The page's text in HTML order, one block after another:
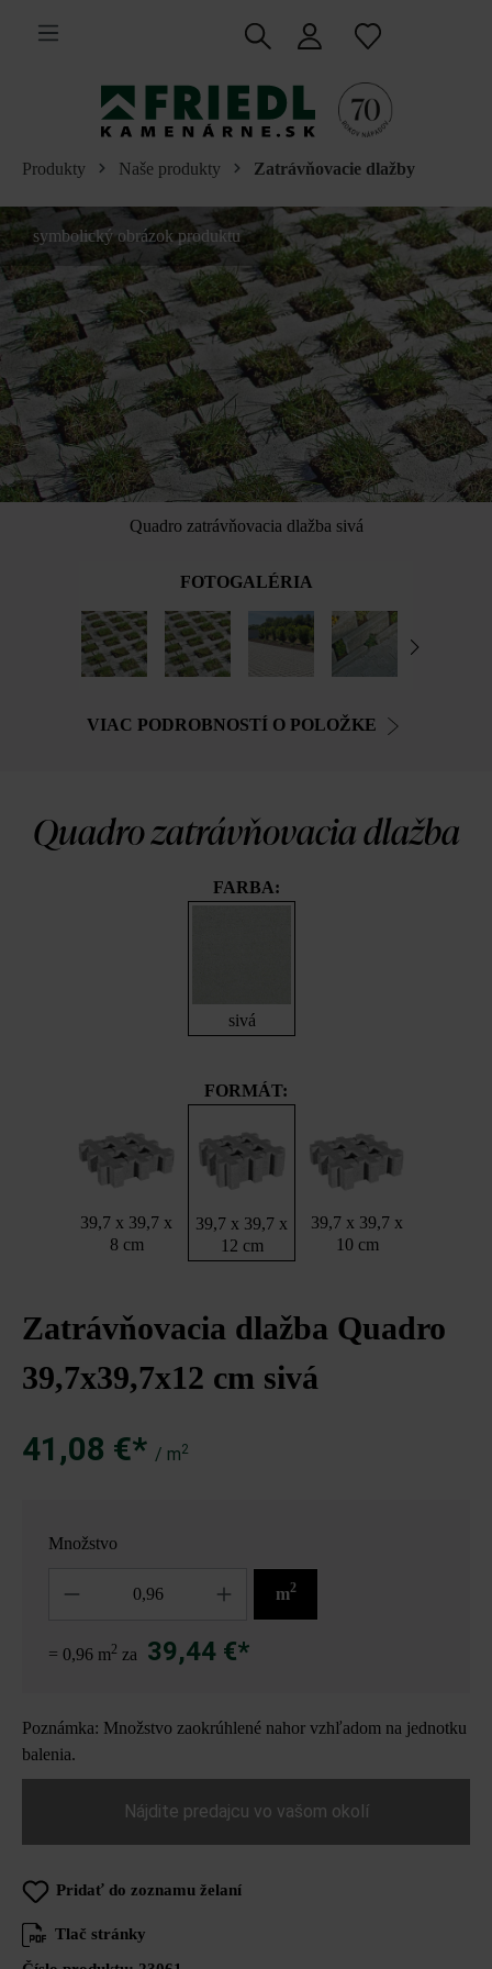
hlavný obsah
Produkty Naše produkty Zatrávňovacie dlažby
Quadro zatrávňovacia dlažba sivá
symbolický obrázok produktu
FOTOGALÉRIA
VIAC PODROBNOSTÍ O POLOŽKE
Quadro zatrávňovacia dlažba
FARBA:
sivá
FORMÁT:
39,7 x 39,7 x
8 cm
39,7 x 39,7 x
12 cm
39,7 x 39,7 x
10 cm
Zatrávňovacia dlažba Quadro
39,7x39,7x12 cm sivá
41,08 €* / m2
Množstvo
m2
= 0,96 m2 za 39,44 €*
Poznámka: Množstvo zaokrúhlené nahor vzhľadom na jednotku
balenia.
Nájdite predajcu vo vašom okolí
Pridať do zoznamu želaní
Tlač stránky